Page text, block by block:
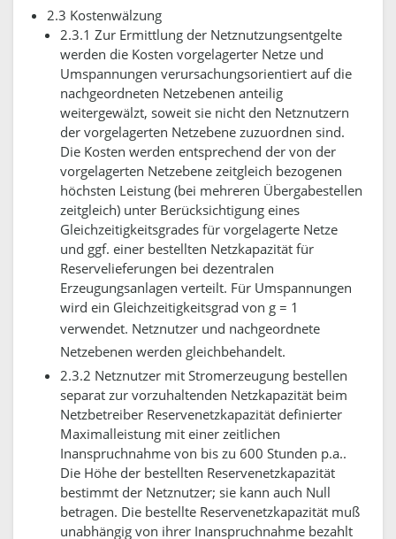
2.3 Kostenwälzung
2.3.1 Zur Ermittlung der Netznutzungsentgelte
werden die Kosten vorgelagerter Netze und
Umspannungen verursachungsorientiert auf die
nachgeordneten Netzebenen anteilig
weitergewälzt, soweit sie nicht den Netznutzern
der vorgelagerten Netzebene zuzuordnen sind.
Die Kosten werden entsprechend der von der
vorgelagerten Netzebene zeitgleich bezogenen
höchsten Leistung (bei mehreren Übergabestellen
zeitgleich) unter Berücksichtigung eines
Gleichzeitigkeitsgrades für vorgelagerte Netze
und ggf. einer bestellten Netzkapazität für
Reservelieferungen bei dezentralen
Erzeugungsanlagen verteilt. Für Umspannungen
wird ein Gleichzeitigkeitsgrad von g = 1
verwendet. Netznutzer und nachgeordnete
Netzebenen werden gleichbehandelt.
2.3.2 Netznutzer mit Stromerzeugung bestellen
separat zur vorzuhaltenden Netzkapazität beim
Netzbetreiber Reservenetzkapazität definierter
Maximalleistung mit einer zeitlichen
Inanspruchnahme von bis zu 600 Stunden p.a..
Die Höhe der bestellten Reservenetzkapazität
bestimmt der Netznutzer; sie kann auch Null
betragen. Die bestellte Reservenetzkapazität muß
unabhängig von ihrer Inanspruchnahme bezahlt